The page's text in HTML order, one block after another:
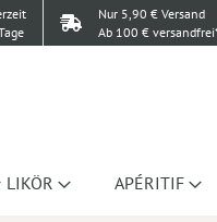
Nur 5,90 € Versand
Ab 100 €
LIKÖR APÉRITIF